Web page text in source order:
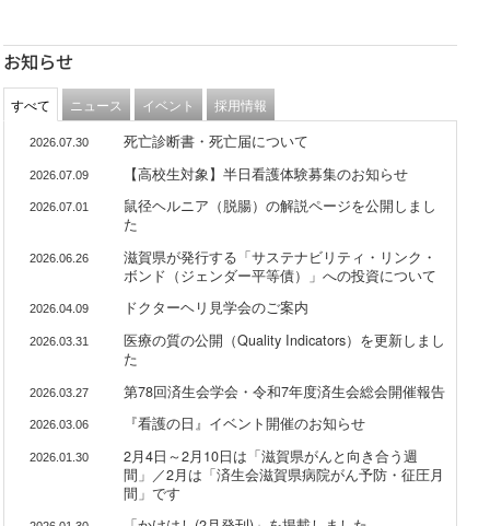
お知らせ
すべて ニュース イベント 採用情報
2026.07.30 死亡診断書・死亡届について
2026.07.09 【高校生対象】半日看護体験募集のお知らせ
2026.07.01
鼠径ヘルニア（脱腸）の解説ページを公開しまし
た
2026.06.26
滋賀県が発行する「サステナビリティ・リンク・
ボンド（ジェンダー平等債）」への投資について
2026.04.09 ドクターヘリ見学会のご案内
2026.03.31
医療の質の公開（Quality Indicators）を更新しまし
た
2026.03.27 第78回済生会学会・令和7年度済生会総会開催報告
2026.03.06 『看護の日』イベント開催のお知らせ
2026.01.30
2月4日～2月10日は「滋賀県がんと向き合う週
間」／2月は「済生会滋賀県病院がん予防・征圧月
間」です